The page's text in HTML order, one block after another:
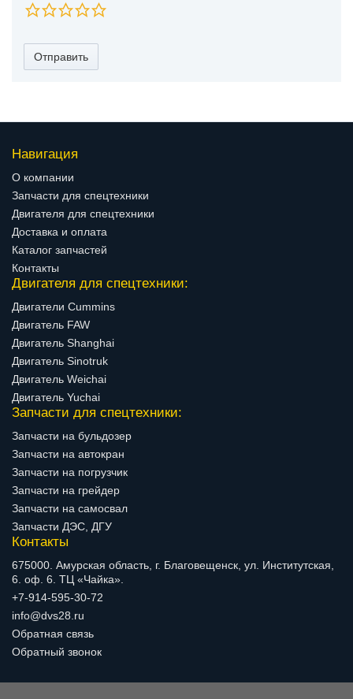
Отправить
Навигация
О компании
Запчасти для спецтехники
Двигателя для спецтехники
Доставка и оплата
Каталог запчастей
Контакты
Двигателя для спецтехники:
Двигатели Cummins
Двигатель FAW
Двигатель Shanghai
Двигатель Sinotruk
Двигатель Weichai
Двигатель Yuchai
Запчасти для спецтехники:
Запчасти на бульдозер
Запчасти на автокран
Запчасти на погрузчик
Запчасти на грейдер
Запчасти на самосвал
Запчасти ДЭС, ДГУ
Контакты
675000. Амурская область, г. Благовещенск, ул. Институтская,
6. оф. 6. ТЦ «Чайка».
+7-914-595-30-72
info@dvs28.ru
Обратная связь
Обратный звонок